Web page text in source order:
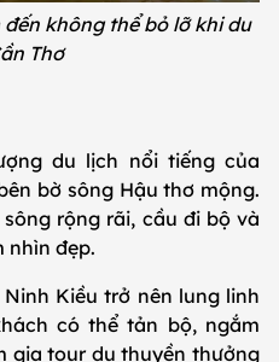
không thể bỏ lỡ khi du
Thơ
du lịch nổi tiếng của
bờ sông Hậu thơ mộng.
rộng rãi, cầu đi bộ và
nhìn đẹp.
Kiều trở nên lung linh
có thể tản bộ, ngắm
gia tour du thuyền thưởng